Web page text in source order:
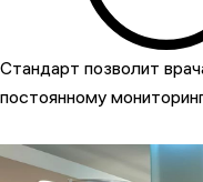
Стандарт позволит
постоянному